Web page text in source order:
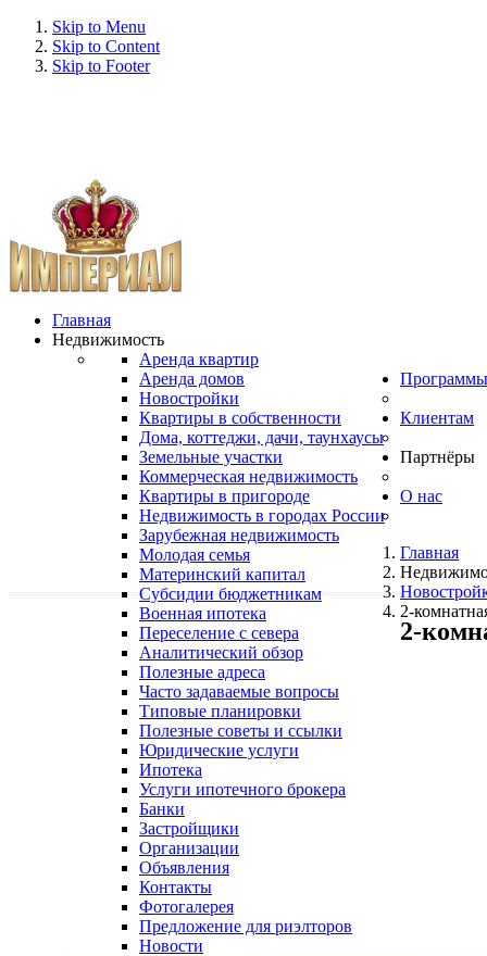
Skip to Menu
Skip to Content
Skip to Footer
Главная
Недвижимость
Аренда квартир
Аренда домов
Новостройки
Квартиры в собственности
Дома, коттеджи, дачи, таунхаусы
Земельные участки
Коммерческая недвижимость
Квартиры в пригороде
Недвижимость в городах России
Зарубежная недвижимость
Программы
Молодая семья
Материнский капитал
Субсидии бюджетникам
Военная ипотека
Переселение с севера
Клиентам
Аналитический обзор
Полезные адреса
Часто задаваемые вопросы
Типовые планировки
Полезные советы и ссылки
Юридические услуги
Ипотека
Услуги ипотечного брокера
Партнёры
Банки
Застройщики
Организации
О нас
Объявления
Контакты
Фотогалерея
Предложение для риэлторов
Новости
Главная
2-
2-